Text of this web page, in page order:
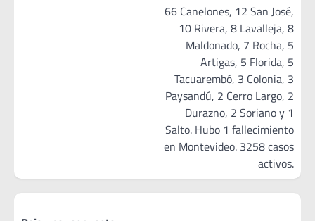
66 Canelones, 12 San José,
10 Rivera, 8 Lavalleja, 8
Maldonado, 7 Rocha, 5
Artigas, 5 Florida, 5
Tacuarembó, 3 Colonia, 3
Paysandú, 2 Cerro Largo, 2
Durazno, 2 Soriano y 1
Salto. Hubo 1 fallecimiento
en Montevideo. 3258 casos
activos.